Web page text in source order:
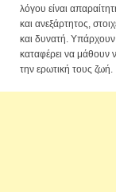
λόγου είναι
και ανεξάρτητος,
και δυνατή.
καταφέρει να μάθουν
την ερωτική τους ζωή.